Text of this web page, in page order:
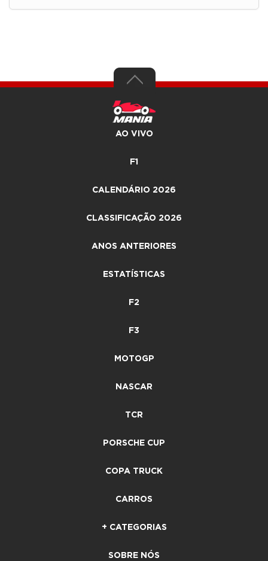
AO VIVO
F1
CALENDÁRIO 2026
CLASSIFICAÇÃO 2026
ANOS ANTERIORES
ESTATÍSTICAS
F2
F3
MOTOGP
NASCAR
TCR
PORSCHE CUP
COPA TRUCK
CARROS
+ CATEGORIAS
SOBRE NÓS